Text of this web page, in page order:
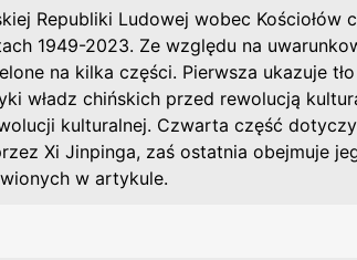
Republiki Ludowej wobec Kościołów
1949-2023. Ze względu na
na kilka części. Pierwsza ukazuje
władz chińskich przed rewolucją
kulturalnej. Czwarta część
Xi Jinpinga, zaś ostatnia obejmuje
w artykule.